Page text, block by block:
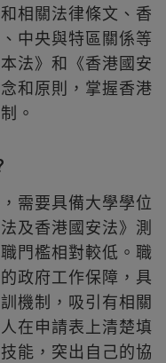
相關法律條文、香
中央與特區關係等
法》和《香港國安
和原則，掌握香港
。
需要具備大學學位
及香港國安法》測
門檻相對較低。職
政府工作保障，具
機制，吸引有相關
在申請表上清楚填
能，突出自己的協